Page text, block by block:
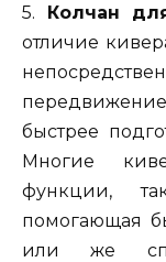
5. Колчан
отличие
быстрее
Многие
функции,
помогающая
или же